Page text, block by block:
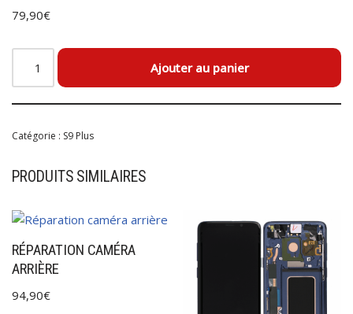
79,90€
Ajouter au panier
Catégorie : S9 Plus
PRODUITS SIMILAIRES
RÉPARATION CAMÉRA
ARRIÈRE
94,90€